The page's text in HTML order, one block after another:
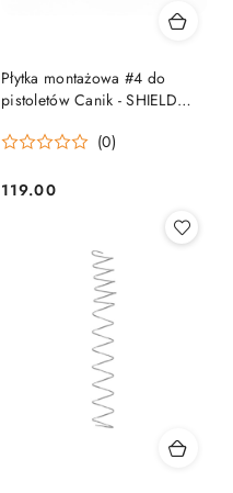
Płytka montażowa #4 do
pistoletów Canik - SHIELD
Delta Point - J POINT -
Canik
(0)
Cena:
119.00